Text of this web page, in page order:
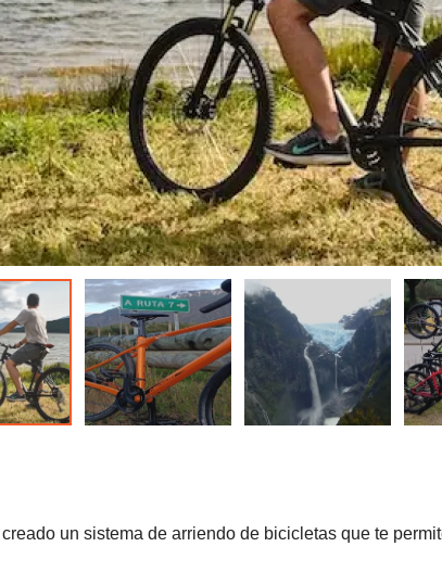
un sistema de arriendo de bicicletas que te